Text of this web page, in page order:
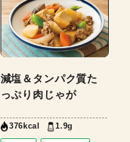
減塩＆タンパク質た
っぷり肉じゃが
376kcal 1.9g